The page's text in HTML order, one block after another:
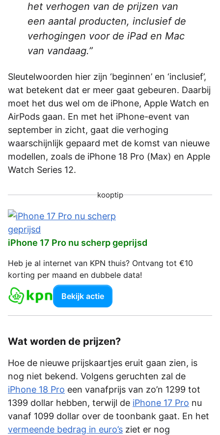
het verhogen van de prijzen van
een aantal producten, inclusief de
verhogingen voor de iPad en Mac
van vandaag.
Sleutelwoorden hier zijn ‘beginnen’ en ‘inclusief’,
wat betekent dat er meer gaat gebeuren. Daarbij
moet het dus wel om de iPhone, Apple Watch en
AirPods gaan. En met het iPhone-event van
september in zicht, gaat die verhoging
waarschijnlijk gepaard met de komst van nieuwe
modellen, zoals de iPhone 18 Pro (Max) en Apple
Watch Series 12.
kooptip
iPhone 17 Pro nu scherp geprijsd
Heb je al internet van KPN thuis? Ontvang tot €10
korting per maand en dubbele data!
Bekijk actie
Wat worden de prijzen?
Hoe de nieuwe prijskaartjes eruit gaan zien, is
nog niet bekend. Volgens geruchten zal de
iPhone 18 Pro een vanafprijs van zo’n 1299 tot
1399 dollar hebben, terwijl de iPhone 17 Pro nu
vanaf 1099 dollar over de toonbank gaat. En het
vermeende bedrag in euro’s ziet er nog